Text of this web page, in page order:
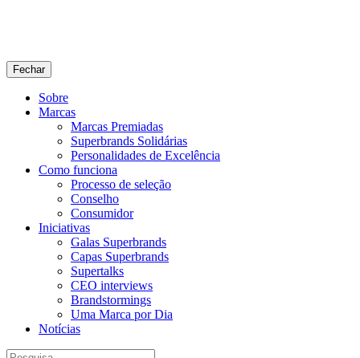
Fechar
Sobre
Marcas
Marcas Premiadas
Superbrands Solidárias
Personalidades de Excelência
Como funciona
Processo de seleção
Conselho
Consumidor
Iniciativas
Galas Superbrands
Capas Superbrands
Supertalks
CEO interviews
Brandstormings
Uma Marca por Dia
Notícias